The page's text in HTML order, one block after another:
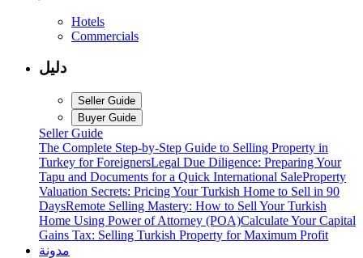
Hotels
Commercials
دليل
Seller Guide
Buyer Guide
Seller Guide
The Complete Step-by-Step Guide to Selling Property in
Turkey for ForeignersLegal Due Diligence: Preparing Your
Tapu and Documents for a Quick International SaleProperty
Valuation Secrets: Pricing Your Turkish Home to Sell in 90
DaysRemote Selling Mastery: How to Sell Your Turkish
Home Using Power of Attorney (POA)Calculate Your Capital
Gains Tax: Selling Turkish Property for Maximum Profit
مدونة